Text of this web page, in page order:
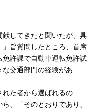
してきたと聞いたが、具
旨質問したところ、首席
免許課で自動車運転免許試
交通部門の経験があ
れた者から選ばれるの
、「そのとおりであり、